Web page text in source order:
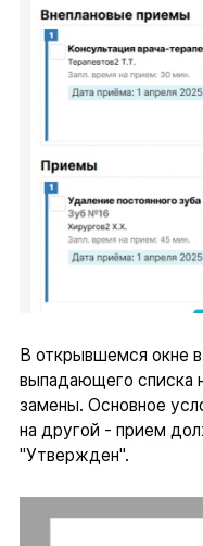
В открывшемся окне
выпадающего списка
замены. Основное
на другой - прием
"Утвержден".